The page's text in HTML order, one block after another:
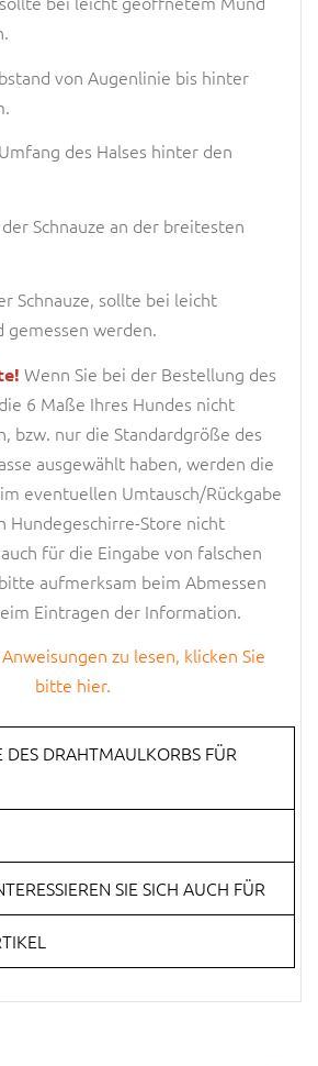
von Augenlinie bis hinter
des Halses hinter den
Schnauze an der breitesten
Schnauze, sollte bei leicht
werden.
Wenn Sie bei der Bestellung des
6 Maße Ihres Hundes nicht
bzw. nur die Standardgröße des
ausgewählt haben, werden die
eventuellen Umtausch/Rückgabe
Hundegeschirre-Store nicht
für die Eingabe von falschen
aufmerksam beim Abmessen
Eintragen der Information.
zu lesen, klicken Sie
bitte hier.
DES DRAHTMAULKORBS FÜR
SIE SICH AUCH FÜR